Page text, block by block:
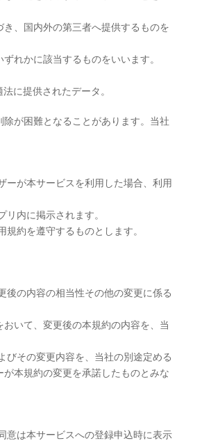
、国内外の第三者へ提供するものを
れかに該当するものをいいます。
に提供されたデータ。
が困難となることがあります。当社
ーが本サービスを利用した場合、利用
内に掲示されます。
約を遵守するものとします。
の内容の相当性その他の変更に係る
いて、変更後の本規約の内容を、当
びその変更内容を、当社の別途定める
本規約の変更を承諾したものとみな
意は本サービスへの登録申込時に表示